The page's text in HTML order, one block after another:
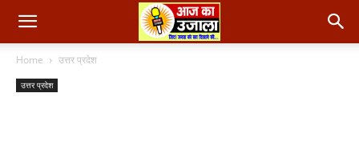
Home उत्तर प्रदेश
उत्तर प्रदेश